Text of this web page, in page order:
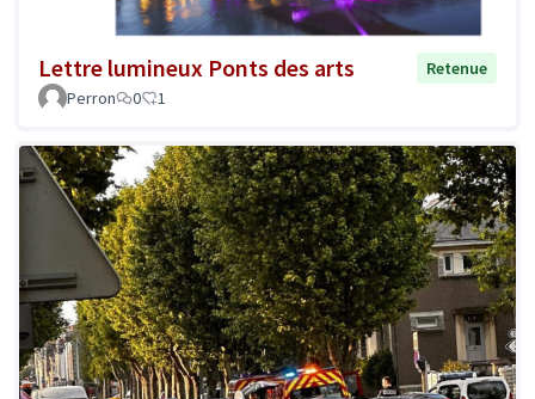
Lettre lumineux Ponts des arts
Retenue
Perron
0 1